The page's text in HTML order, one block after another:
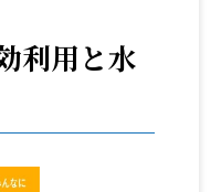
利用と水